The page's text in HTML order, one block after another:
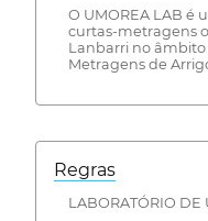
O UMOREA LAB é
curtas-metragens
Lanbarri no âmbito
Metragens de
Regras
LABORATÓRIO DE